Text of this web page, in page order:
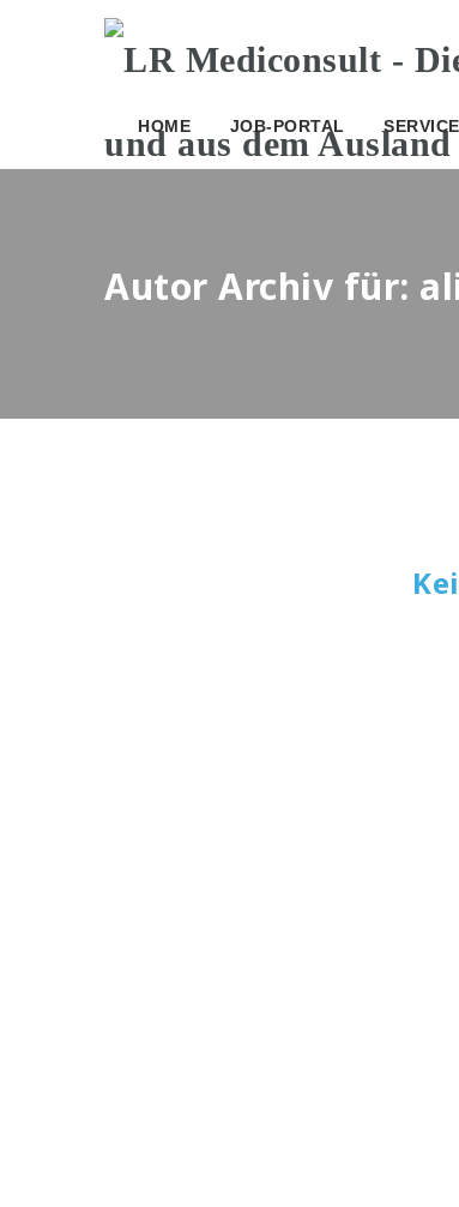
HOME JOB-PORTAL
Autor Archiv für: